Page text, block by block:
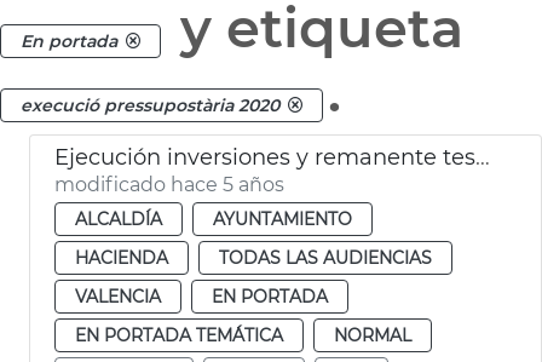
En portada y etiqueta
execució pressupostària 2020 .
Ejecución inversiones y remanente tesorería 2020
modificado hace 5 años
ALCALDÍA
AYUNTAMIENTO
HACIENDA
TODAS LAS AUDIENCIAS
VALENCIA
EN PORTADA
EN PORTADA TEMÁTICA
NORMAL